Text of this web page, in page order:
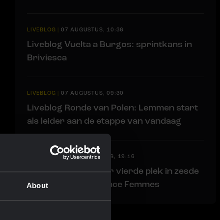
About
LIVEBLOG | 07 AUGUSTUS, 10:36
Liveblog Vuelta a Burgos: sprintkans in
Briviesca
LIVEBLOG | 07 AUGUSTUS, 09:30
Liveblog Ronde van Polen: Lemmen start
als leider aan de etappe van vandaag
RACE REPORT|06 AUGUSTUS, 19:16
Van Dam sprint naar vierde plek in zesde
etappe Tour de France Femmes